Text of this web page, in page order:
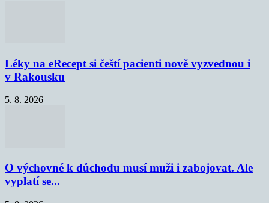
Léky na eRecept si čeští pacienti nově vyzvednou i
v Rakousku
5. 8. 2026
O výchovné k důchodu musí muži i zabojovat. Ale
vyplatí se...